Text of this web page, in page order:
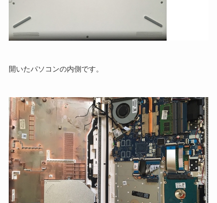
開いたパソコンの内側です。